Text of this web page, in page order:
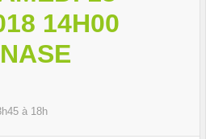
14H00
à 18h